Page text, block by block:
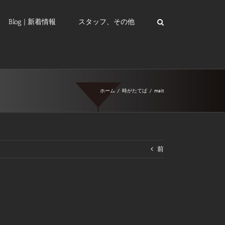
Blog | 新着情報 スタッフ、その他
ホーム / 時がたてば / mait
前